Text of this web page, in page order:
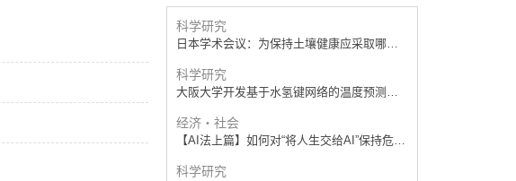
央大学平野晋教授专访
科学研究
日本学术会议：为保持土壤健康应采取哪些
科学研究
大阪大学开发基于水氢键网络的温度预测新
经济・社会
【AI法上篇】如何对“将人生交给AI”保持危机
科学研究